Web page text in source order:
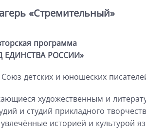
«Стремительный»
программа
ЕДИНСТВА РОССИИ»
детских и юношеских
художественным и
и студий прикладного
историей и культурой